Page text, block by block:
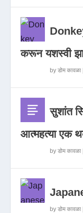
करून यशस्वी
byडोम कावळा
सुशांत
आत्महत्या एक
byडोम कावळा
byडोम कावळा